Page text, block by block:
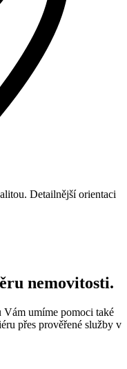
Detailnější orientaci
nemovitosti.
Vám umíme pomoci také
přes prověřené služby v